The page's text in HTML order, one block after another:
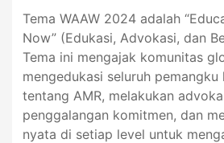
Tema WAAW 2024 adalah
Now” (Edukasi, Advokasi, dan
Tema ini mengajak komunitas
mengedukasi seluruh pemangku
tentang AMR, melakukan
penggalangan komitmen, dan
nyata di setiap level untuk